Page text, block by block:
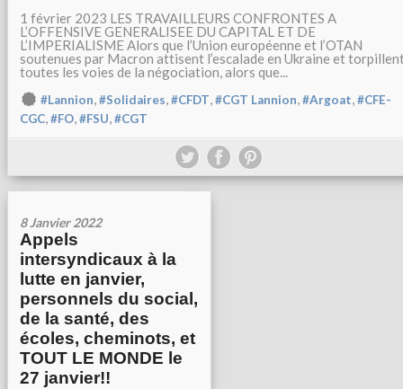
1 février 2023 LES TRAVAILLEURS CONFRONTES A
L’OFFENSIVE GENERALISEE DU CAPITAL ET DE
L’IMPERIALISME Alors que l’Union européenne et l’OTAN
soutenues par Macron attisent l’escalade en Ukraine et
toutes les voies de la négociation, alors que...
#Lannion,#Solidaires,#CFDT,#CGT Lannion,#Argoat,#CFE-
CGC,#FO,#FSU,#CGT
8 Janvier 2022
Appels
intersyndicaux à la
lutte en janvier,
personnels du social,
de la santé, des
écoles, cheminots, et
TOUT LE MONDE le
27 janvier!!